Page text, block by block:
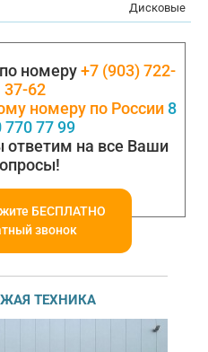
Дисковые
номеру+7 (903) 722-
37-62
номеру по России 8
770 77 99
на все Ваши
БЕСПЛАТНО
звонок
ТЕХНИКА